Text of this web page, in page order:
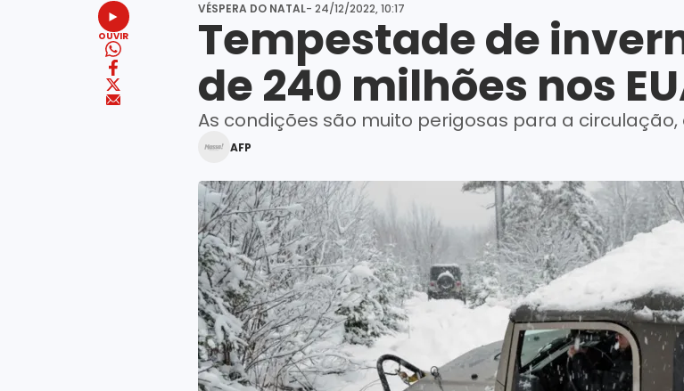
OUVIR
VÉSPERA DO NATAL- 24/12/2022, 10:17
Tempestade de
de 240 milhões nos
As condições são muito perigosas para a
AFP